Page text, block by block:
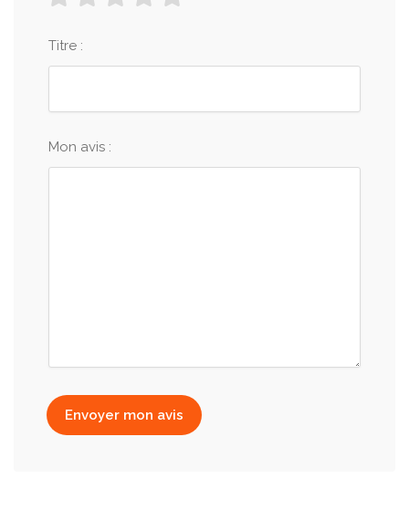
Titre :
Mon avis :
Envoyer mon avis